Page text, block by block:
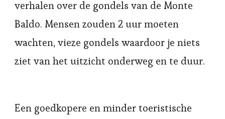
verhalen over de gondels van de Monte
Baldo. Mensen zouden 2 uur moeten
wachten, vieze gondels waardoor je niets
ziet van het uitzicht onderweg en te duur.
Een goedkopere en minder toeristische